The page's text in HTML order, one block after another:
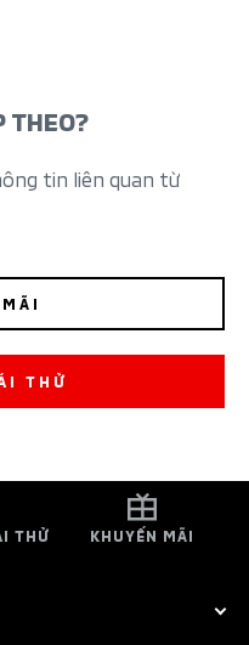
THEO?
tin liên quan từ
THỬ
THỬ KHUYẾN MÃI